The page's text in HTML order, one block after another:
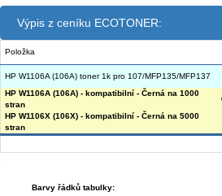
Výpis z ceníku ECOTONER:
Položka
HP W1106A (106A) toner 1k pro 107/MFP135/MFP137
HP W1106A (106A) - kompatibilní - Černá na 1000
stran
HP W1106X (106X) - kompatibilní - Černá na 5000
stran
Barvy řádků tabulky: